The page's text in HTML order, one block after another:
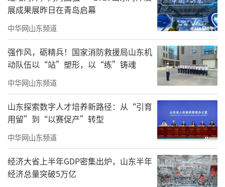
姬锐书记致欢迎辞，他指出红色文艺是传
承红色血脉、赓续精神谱系的重要载体，也是
新时代落实立德树人根本任务、创新党员教
育、深化思政育人的有效途径。本次艺术党课
打破传统宣讲模式，兼具思想高度、艺术温度
与情感热度，对学院师生而言，既是一次深刻
的思想洗礼，也是一场美好的美育熏陶。
展成果展昨日在青岛启幕
中华网山东频道
强作风，砺精兵！国家消防救援局山东机
动队伍以“站”塑形，以“练”铸魂
中华网山东频道
山东探索数字人才培养新路径：从“引育
用留”到“以赛促产”转型
中华网山东频道
经济大省上半年GDP密集出炉，山东半年
经济总量突破5万亿